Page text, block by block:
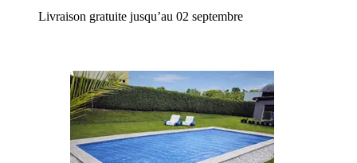
Livraison gratuite jusqu’au 02 septembre